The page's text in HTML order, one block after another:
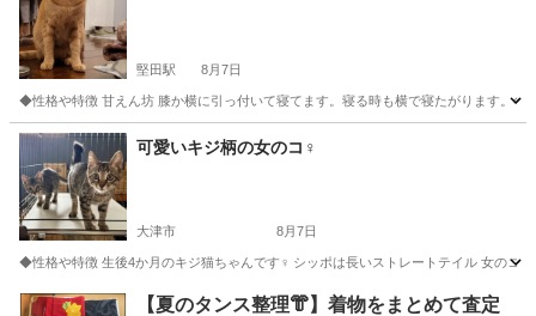
堅田駅 8月7日
◆性格や特徴 甘えん坊 膝か横に引っ付いて寝てます。寝る時も横で寝たがります。
滋賀 大津市 堅田駅 猫
可愛いキジ柄の女のコ♀
大津市 8月7日
◆性格や特徴 生後4か月のキジ猫ちゃんです♀ シッポは長いストレートテイル 女のコ
滋賀 大津市 猫 ワクチン
【夏のタンス整理👘】着物をまとめて査定